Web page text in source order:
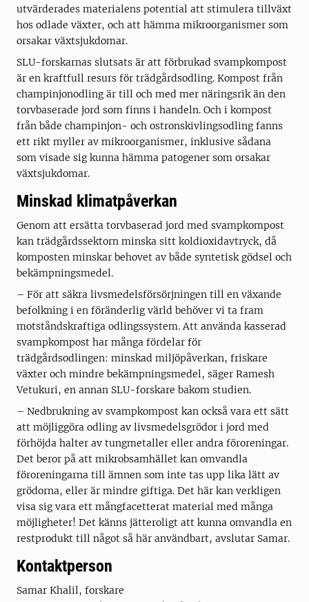
utvärderades materialens potential att stimulera tillväxt
hos odlade växter, och att hämma mikroorganismer som
orsakar växtsjukdomar.
SLU-forskarnas slutsats är att förbrukad svampkompost
är en kraftfull resurs för trädgårdsodling. Kompost från
champinjonodling är till och med mer näringsrik än den
torvbaserade jord som finns i handeln. Och i kompost
från både champinjon- och ostronskivlingsodling fanns
ett rikt myller av mikroorganismer, inklusive sådana
som visade sig kunna hämma patogener som orsakar
växtsjukdomar.
Minskad klimatpåverkan
Genom att ersätta torvbaserad jord med svampkompost
kan trädgårdssektorn minska sitt koldioxidavtryck, då
komposten minskar behovet av både syntetisk gödsel och
bekämpningsmedel.
– För att säkra livsmedelsförsörjningen till en växande
befolkning i en föränderlig värld behöver vi ta fram
motståndskraftiga odlingssystem. Att använda kasserad
svampkompost har många fördelar för
trädgårdsodlingen: minskad miljöpåverkan, friskare
växter och mindre bekämpningsmedel, säger Ramesh
Vetukuri, en annan SLU-forskare bakom studien.
– Nedbrukning av svampkompost kan också vara ett sätt
att möjliggöra odling av livsmedelsgrödor i jord med
förhöjda halter av tungmetaller eller andra föroreningar.
Det beror på att mikrobsamhället kan omvandla
föroreningarna till ämnen som inte tas upp lika lätt av
grödorna, eller är mindre giftiga. Det här kan verkligen
visa sig vara ett mångfacetterat material med många
möjligheter! Det känns jätteroligt att kunna omvandla en
restprodukt till något så här användbart, avslutar Samar.
Kontaktperson
Samar Khalil, forskare